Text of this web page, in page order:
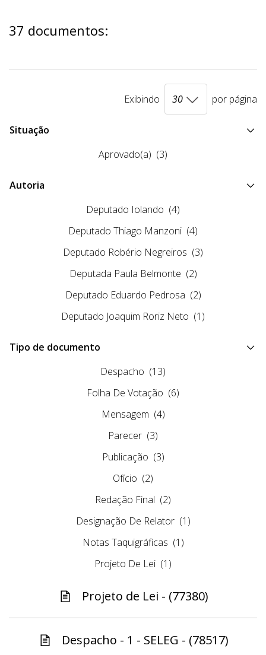
37 documentos:
Exibindo por página
Situação
Aprovado(a) (3)
Autoria
Deputado Iolando (4)
Deputado Thiago Manzoni (4)
Deputado Robério Negreiros (3)
Deputada Paula Belmonte (2)
Deputado Eduardo Pedrosa (2)
Deputado Joaquim Roriz Neto (1)
Tipo de documento
Despacho (13)
Folha De Votação (6)
Mensagem (4)
Parecer (3)
Publicação (3)
Ofício (2)
Redação Final (2)
Designação De Relator (1)
Notas Taquigráficas (1)
Projeto De Lei (1)
Projeto de Lei - (77380)
Despacho - 1 - SELEG - (78517)